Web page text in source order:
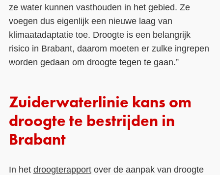
ze water kunnen vasthouden in het gebied. Ze
voegen dus eigenlijk een nieuwe laag van
klimaatadaptatie toe. Droogte is een belangrijk
risico in Brabant, daarom moeten er zulke ingrepen
worden gedaan om droogte tegen te gaan.”
Zuiderwaterlinie kans om
droogte te bestrijden in
Brabant
In het droogterapportover de aanpak van droogte